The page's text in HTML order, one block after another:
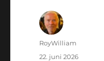
Forfatter
RoyWilliam
Publisert
22. juni 2026